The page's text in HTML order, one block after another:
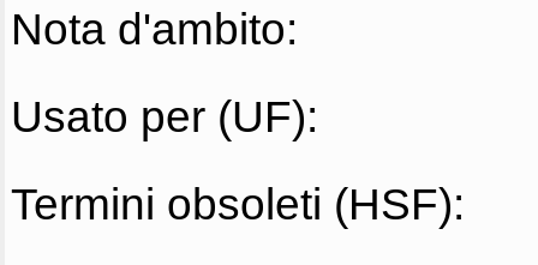
Nota d'ambito:
Usato per (UF):
Termini obsoleti (HSF):